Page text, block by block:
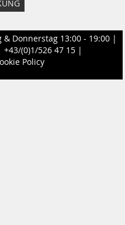
Donnerstag 13:00 - 19:00 |
+43/(0)1/526 47 15 |
Policy